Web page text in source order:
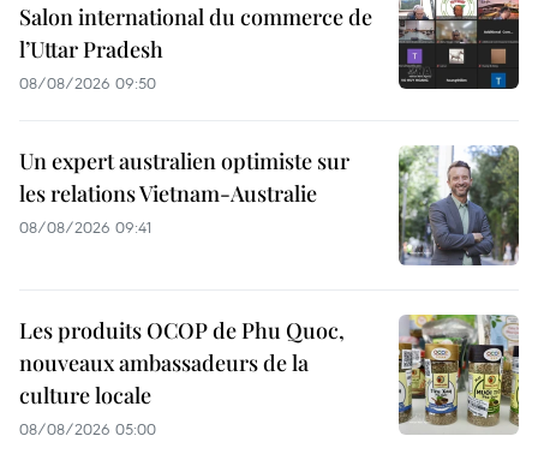
Salon international du commerce de
l’Uttar Pradesh
08/08/2026 09:50
Un expert australien optimiste sur
les relations Vietnam-Australie
08/08/2026 09:41
Les produits OCOP de Phu Quoc,
nouveaux ambassadeurs de la
culture locale
08/08/2026 05:00